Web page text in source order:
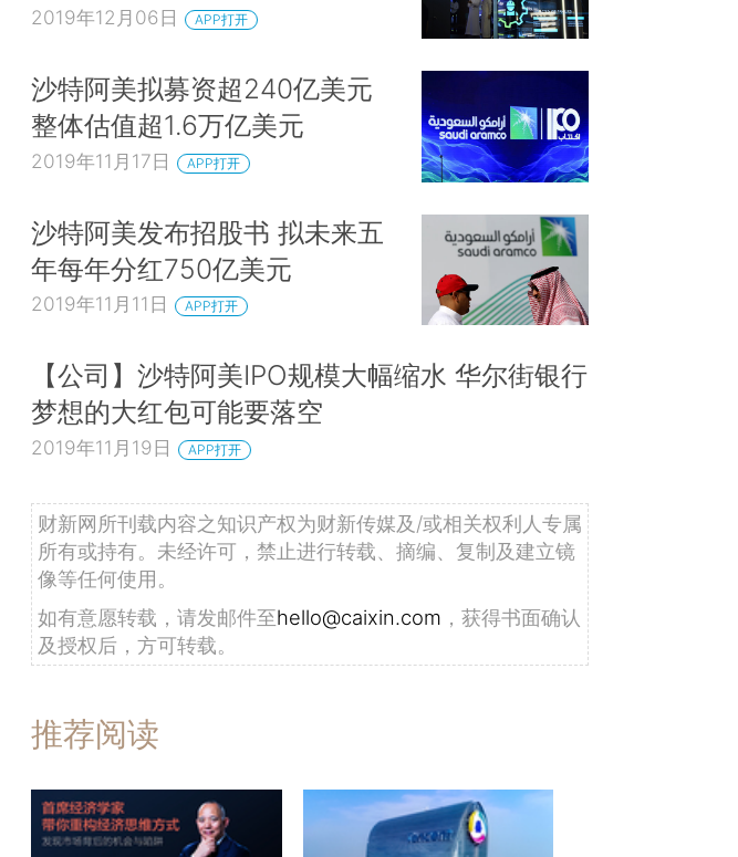
2019年12月06日 APP打开
沙特阿美拟募资超240亿美元
整体估值超1.6万亿美元
2019年11月17日 APP打开
沙特阿美发布招股书 拟未来五
年每年分红750亿美元
2019年11月11日 APP打开
【公司】沙特阿美IPO规模大幅缩水 华尔街银行
梦想的大红包可能要落空
2019年11月19日 APP打开
财新网所刊载内容之知识产权为财新传媒及/或相关权利人专属
所有或持有。未经许可，禁止进行转载、摘编、复制及建立镜
像等任何使用。
如有意愿转载，请发邮件至hello@caixin.com ，获得书面确认
及授权后，方可转载。
推荐阅读